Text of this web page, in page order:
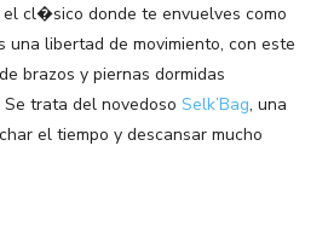
cl�sico donde te envuelves como
una libertad de movimiento, con este
brazos y piernas dormidas
trata del novedoso Selk’Bag, una
el tiempo y descansar mucho